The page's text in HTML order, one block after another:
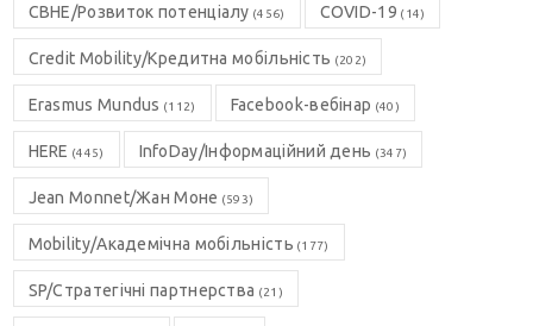
CBHE/Розвиток потенціалу (456) COVID-19 (14)
Credit Mobility/Кредитна мобільність (202)
Erasmus Mundus (112) Facebook-вебінар (40)
HERE (445) InfoDay/Інформаційний день (347)
Jean Monnet/Жан Моне (593)
Mobility/Академічна мобільність (177)
SP/Стратегічні партнерства (21)